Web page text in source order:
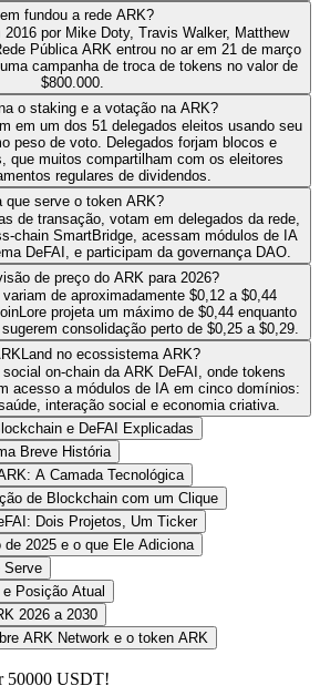
fundou a rede ARK?
por Mike Doty, Travis Walker, Matthew
Pública ARK entrou no ar em 21 de março
campanha de troca de tokens no valor de
$800.000.
o staking e a votação na ARK?
em um dos 51 delegados eleitos usando seu
peso de voto. Delegados forjam blocos e
que muitos compartilham com os eleitores
regulares de dividendos.
que serve o token ARK?
de transação, votam em delegados da rede,
chain SmartBridge, acessam módulos de IA
DeFAI, e participam da governança DAO.
de preço do ARK para 2026?
de aproximadamente $0,12 a $0,44
projeta um máximo de $0,44 enquanto
consolidação perto de $0,25 a $0,29.
no ecossistema ARK?
on-chain da ARK DeFAI, onde tokens
acesso a módulos de IA em cinco domínios:
interação social e economia criativa.
e DeFAI Explicadas
Breve História
A Camada Tecnológica
de Blockchain com um Clique
Dois Projetos, Um Ticker
2025 e o que Ele Adiciona
Serve
Posição Atual
2026 a 2030
ARK Network e o token ARK
50000 USDT!